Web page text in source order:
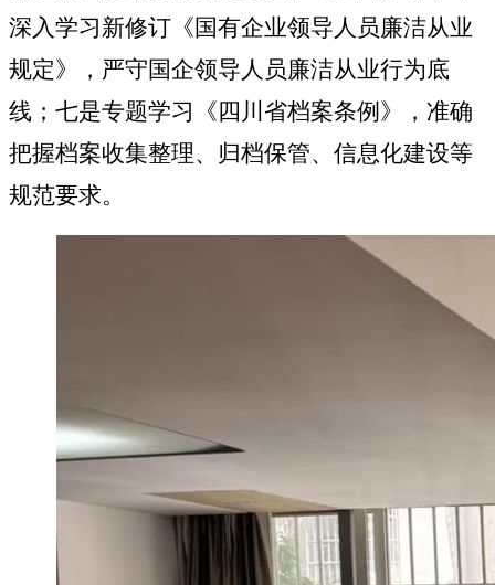
深入学习新修订《国有企业领导人员廉洁从业
规定》，严守国企领导人员廉洁从业行为底
线；七是专题学习《四川省档案条例》，准确
把握档案收集整理、归档保管、信息化建设等
规范要求。